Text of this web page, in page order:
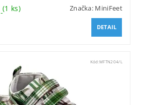
(1 ks) Značka: MiniFeet
DETAIL
Kód:MFTN204/L